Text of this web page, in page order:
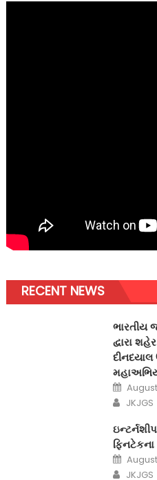
RECENT NEWS
ભારતીય
દ્વારા
દીનદયાલ
Posted
on
Author
JKJGS
Posted
on
Author
JKJGS